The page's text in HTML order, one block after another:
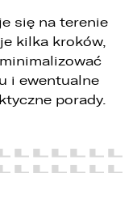
się na terenie
kilka kroków,
i ewentualne
porady.